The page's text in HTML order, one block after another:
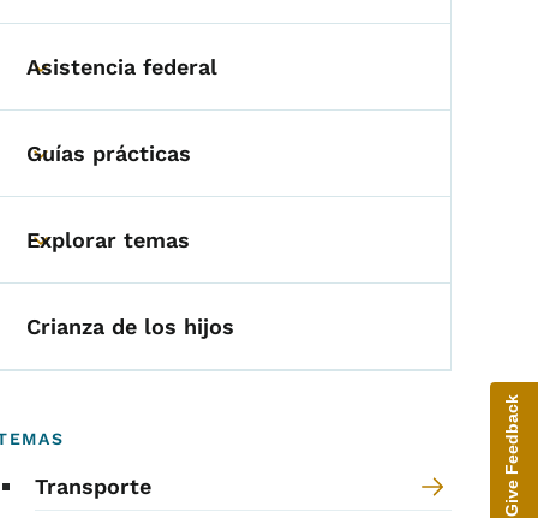
Toggle submenu
Asistencia federal
Toggle submenu
Guías prácticas
Toggle submenu
Explorar temas
Crianza de los hijos
Transporte Give Feedback